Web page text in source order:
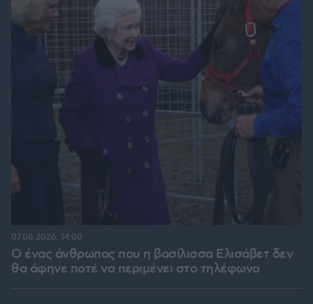
Ο ένας άνθρωπος που η βασίλισσα Ελισάβετ δεν
θα άφηνε ποτέ να περιμένει στο τηλέφωνο
07.08.2026, 14:00